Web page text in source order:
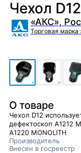
Чехол D12
«АКС»,
Торговая марка
О товаре
Чехол D12
дефектоскоп А1212
А1220 MONOLITH
Производитель
Внесен в госреестр